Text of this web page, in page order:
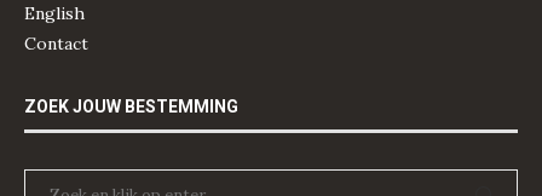
English
Contact
ZOEK JOUW BESTEMMING